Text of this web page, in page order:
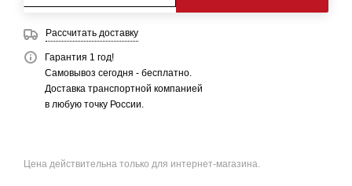
Рассчитать доставку
Гарантия 1 год!
Самовывоз сегодня - бесплатно.
Доставка транспортной компанией
в любую точку России.
Цена действительна только для интернет-магазина.